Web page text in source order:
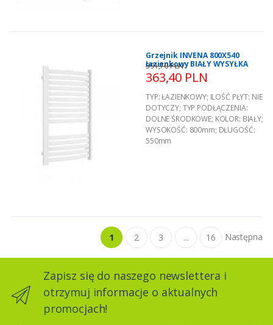
Grzejnik INVENA 800X540
łazienkowy BIAŁY WYSYŁKA
363,40 PLN
391,70 PLN
TYP:ŁAZIENKOWY; ILOŚĆ PŁYT: NIE
DOTYCZY; TYP PODŁĄCZENIA:
DOLNE ŚRODKOWE; KOLOR: BIAŁY;
WYSOKOŚĆ: 800mm; DŁUGOŚĆ:
550mm
1 2 3 ... 16 Następna
Zapisz się do naszego newslettera i
otrzymuj informacje o aktualnych
promocjach!